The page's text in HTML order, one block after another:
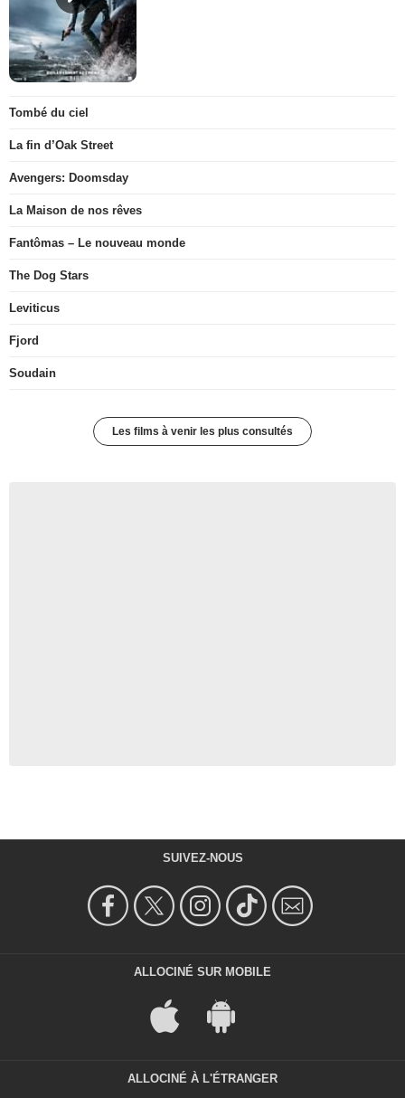
Tombé du ciel
La fin d’Oak Street
Avengers: Doomsday
La Maison de nos rêves
Fantômas – Le nouveau monde
The Dog Stars
Leviticus
Fjord
Soudain
Les films à venir les plus consultés
SUIVEZ-NOUS
ALLOCINÉ SUR MOBILE
ALLOCINÉ À L'ÉTRANGER